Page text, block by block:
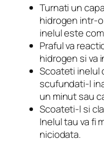
Turnati un
hidrogen intr-
inelul este
Praful va
hidrogen si va
Scoateti inelul
scufundati-l
un minut sau
Scoateti-l si
Inelul tau va fi
niciodata.